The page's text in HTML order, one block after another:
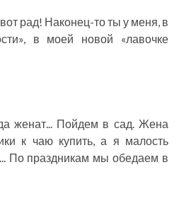
рад! Наконец-то ты у меня, в
в моей новой «лавочке
женат... Пойдем в сад. Жена
к чаю купить, а я малость
По праздникам мы обедаем в